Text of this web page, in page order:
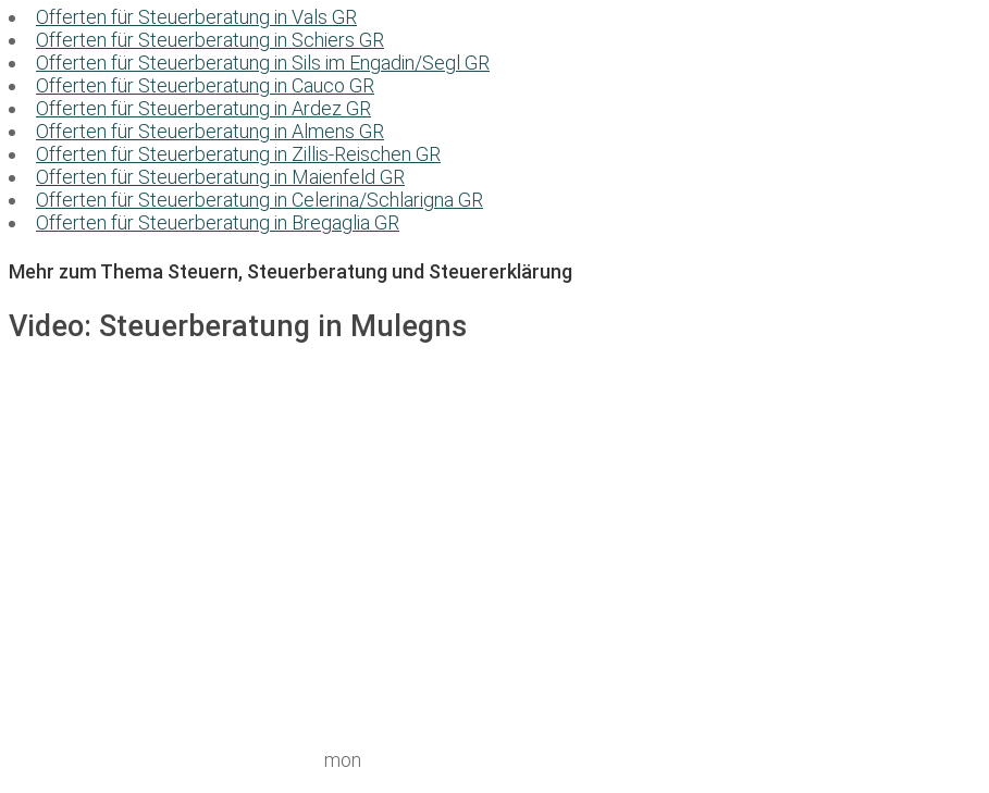
Offerten für Steuerberatung in Vals GR
Offerten für Steuerberatung in Schiers GR
Offerten für Steuerberatung in Sils im Engadin/Segl GR
Offerten für Steuerberatung in Cauco GR
Offerten für Steuerberatung in Ardez GR
Offerten für Steuerberatung in Almens GR
Offerten für Steuerberatung in Zillis-Reischen GR
Offerten für Steuerberatung in Maienfeld GR
Offerten für Steuerberatung in Celerina/Schlarigna GR
Offerten für Steuerberatung in Bregaglia GR
Mehr zum Thema Steuern, Steuerberatung und Steuererklärung
Video: Steuerberatung in Mulegns
mon